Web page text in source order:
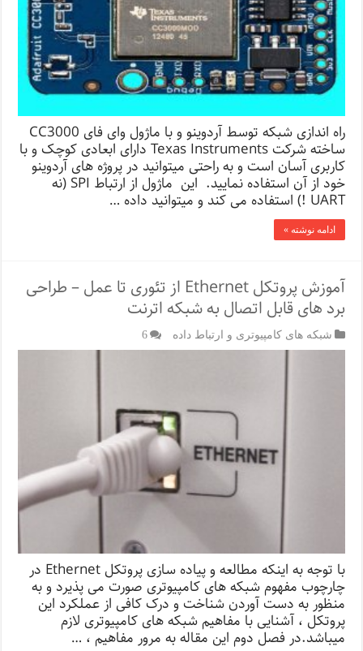
راه اندازی شبکه توسط آردوینو و با ماژول وای فای CC3000
ساخته شرکت Texas Instruments دارای ابعادی کوچک و با
کاربری آسان است و به راحتی میتوانید در پروژه های آردوینو
خود از آن استفاده نمایید. این ماژول از ارتباط SPI (نه
UART !) استفاده می کند و میتوانید داده …
ادامه نوشته »
آموزش پروتکل Ethernet از تئوری تا عمل – طراحی
برد های قابل اتصال به شبکه اترنت
شبکه های کامپیوتری و ارتباط داده 6
با توجه به اینکه مطالعه و پیاده سازی پروتکل Ethernet در
چارچوب مفهوم شبکه های کامپیوتری صورت می پذیرد و به
منظور به دست آوردن شناخت و درک کافی از عملکرد این
پروتکل ، آشنایی با مفاهیم شبکه های کامپیوتری لازم
میباشد.در فصل دوم این مقاله به مرور مفاهیم ، …